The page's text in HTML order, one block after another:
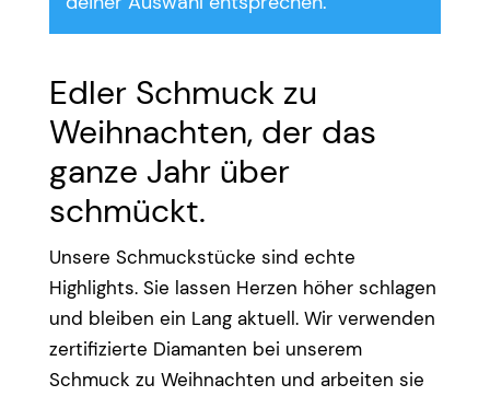
Edler Schmuck zu
Weihnachten, der das
ganze Jahr über
schmückt.
Unsere Schmuckstücke sind echte
Highlights. Sie lassen Herzen höher schlagen
und bleiben ein Lang aktuell. Wir verwenden
zertifizierte Diamanten bei unserem
Schmuck zu Weihnachten und arbeiten sie